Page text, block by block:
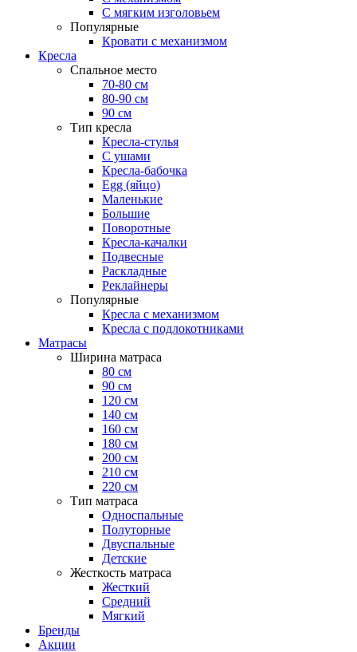
С мягким изголовьем
Популярные
Кровати с механизмом
Кресла
Спальное место
70-80 см
80-90 см
90 см
Тип кресла
Кресла-стулья
С ушами
Кресла-бабочка
Egg (яйцо)
Маленькие
Большие
Поворотные
Кресла-качалки
Подвесные
Раскладные
Реклайнеры
Популярные
Кресла с механизмом
Кресла с подлокотниками
Матрасы
Ширина матраса
80 см
90 см
120 см
140 см
160 см
180 см
200 см
210 см
220 см
Тип матраса
Односпальные
Полуторные
Двуспальные
Детские
Жесткость матраса
Жесткий
Средний
Мягкий
Бренды
Акции